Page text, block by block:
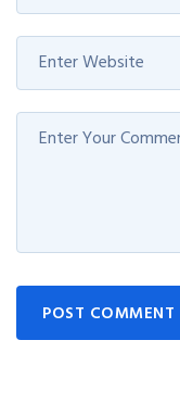
POST COMMENT